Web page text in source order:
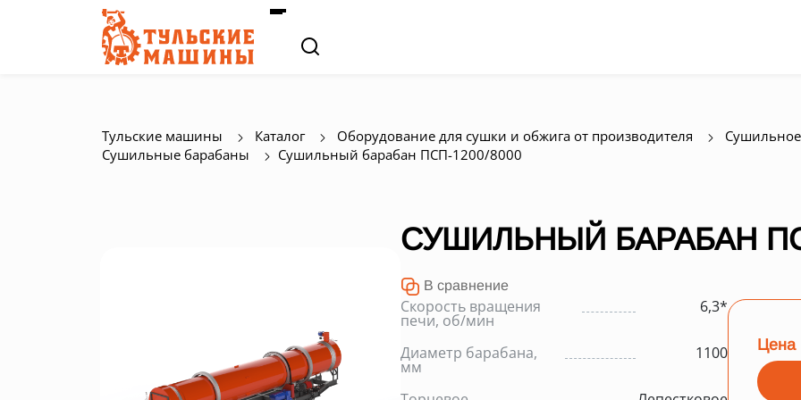
Тульские машины Каталог Оборудование для сушки и обжига от производителя
Сушильные барабаны
Сушильный барабан ПСП-1200/8000
СУШИЛЬНЫЙ БАРАБАН
В сравнение
Скорость вращения
печи, об/мин
6,3*
Диаметр барабана,
мм
1100 Цена